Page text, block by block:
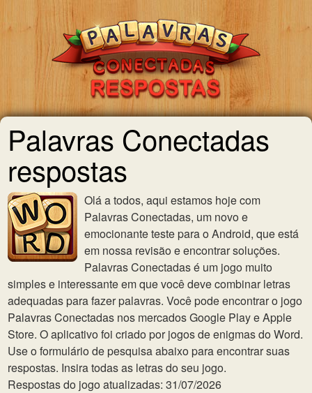
Palavras Conectadas
respostas
Olá a todos, aqui estamos hoje com
Palavras Conectadas, um novo e
emocionante teste para o Android, que está
em nossa revisão e encontrar soluções.
Palavras Conectadas é um jogo muito
simples e interessante em que você deve combinar letras
adequadas para fazer palavras. Você pode encontrar o jogo
Palavras Conectadas nos mercados Google Play e Apple
Store. O aplicativo foi criado por jogos de enigmas do Word.
Use o formulário de pesquisa abaixo para encontrar suas
respostas. Insira todas as letras do seu jogo.
Respostas do jogo atualizadas: 31/07/2026